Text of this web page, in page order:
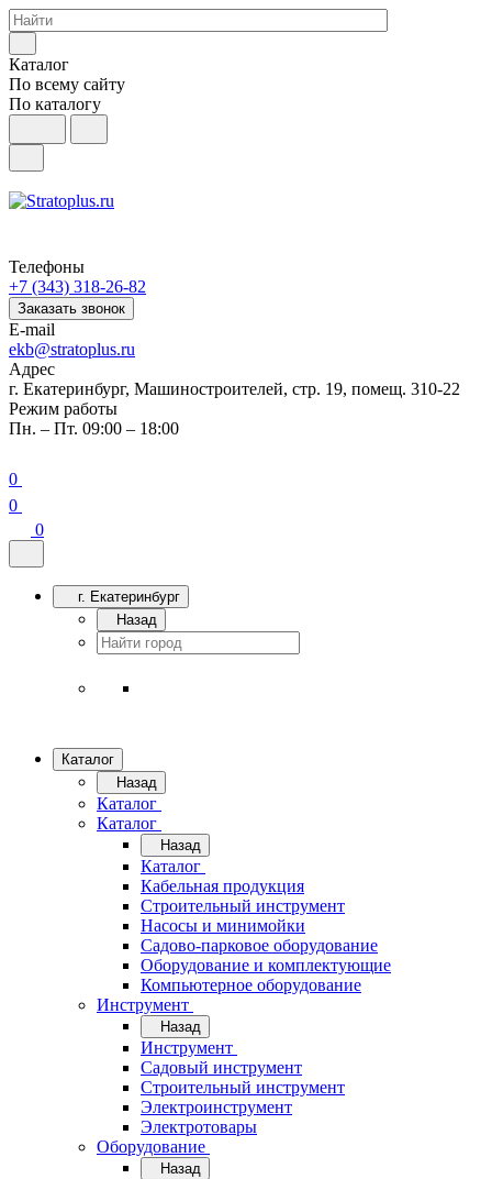
Каталог
По всему сайту
По каталогу
Телефоны
+7 (343) 318-26-82
Заказать звонок
E-mail
ekb@stratoplus.ru
Адрес
г. Екатеринбург, Машиностроителей, стр. 19, помещ. 310-22
Режим работы
Пн. – Пт. 09:00 – 18:00
0
0
0
г. Екатеринбург
Назад
Каталог
Назад
Каталог
Каталог
Назад
Каталог
Кабельная продукция
Строительный инструмент
Насосы и минимойки
Садово-парковое оборудование
Оборудование и комплектующие
Компьютерное оборудование
Инструмент
Назад
Инструмент
Садовый инструмент
Строительный инструмент
Электроинструмент
Электротовары
Оборудование
Назад